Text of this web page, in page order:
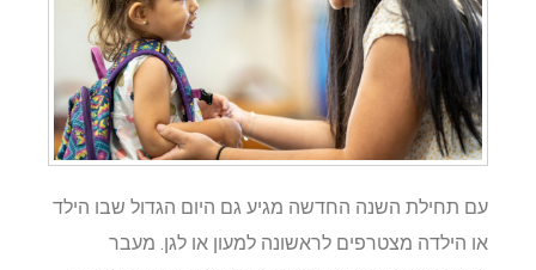
עם תחילת השנה החדשה מגיע גם היום הגדול שבו הילד
או הילדה מצטרפים לראשונה למעון או לגן. מעבר